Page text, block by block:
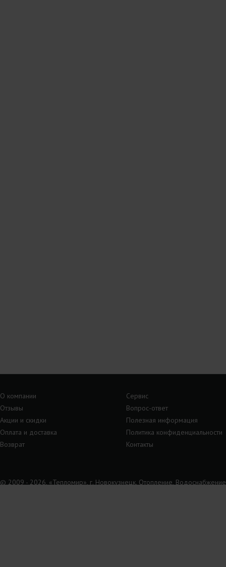
О компании
Сервис
Отзывы
Вопрос-ответ
Акции и скидки
Полезная информация
Оплата и доставка
Политика конфиденциальности
Возврат
Контакты
© 2009 - 2026, «Тепломир», г. Новокузнецк. Отопление,